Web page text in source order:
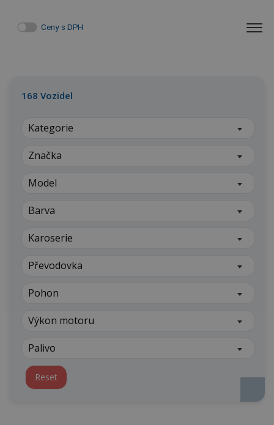
Ceny s DPH
168 Vozidel
Kategorie
Značka
Model
Barva
Karoserie
Převodovka
Pohon
Výkon motoru
Palivo
Reset